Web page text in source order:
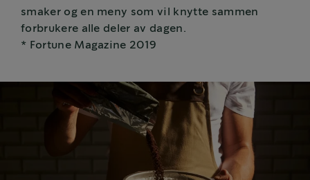
smaker og en meny som vil knytte sammen
forbrukere alle deler av dagen.
* Fortune Magazine 2019